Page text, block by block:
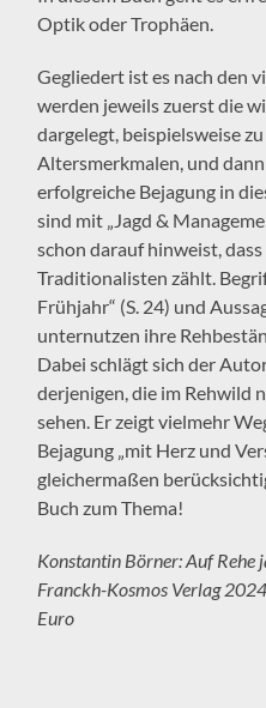
Optik oder Trophäen.
Gegliedert ist es nach den
werden jeweils zuerst die
dargelegt, beispielsweise
Altersmerkmalen, und
erfolgreiche Bejagung in
sind mit „Jagd &
schon darauf hinweist,
Traditionalisten zählt.
Frühjahr“ (S. 24) und
unternutzen ihre
Dabei schlägt sich der
derjenigen, die im Rehwild
sehen. Er zeigt vielmehr
Bejagung „mit Herz und
gleichermaßen
Buch zum Thema!
Konstantin Börner: Auf Rehe
Franckh-Kosmos Verlag
Euro